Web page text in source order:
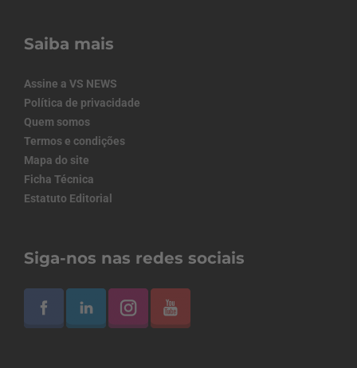
Saiba mais
Assine a VS NEWS
Política de privacidade
Quem somos
Termos e condições
Mapa do site
Ficha Técnica
Estatuto Editorial
Siga-nos nas redes sociais